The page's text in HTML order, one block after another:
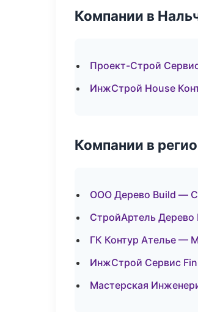
Компании в
Проект-Строй
ИнжСтрой House
Компании в
ООО Дерево Build —
СтройАртель
ГК Контур Ателье —
ИнжСтрой Сервис
Мастерская